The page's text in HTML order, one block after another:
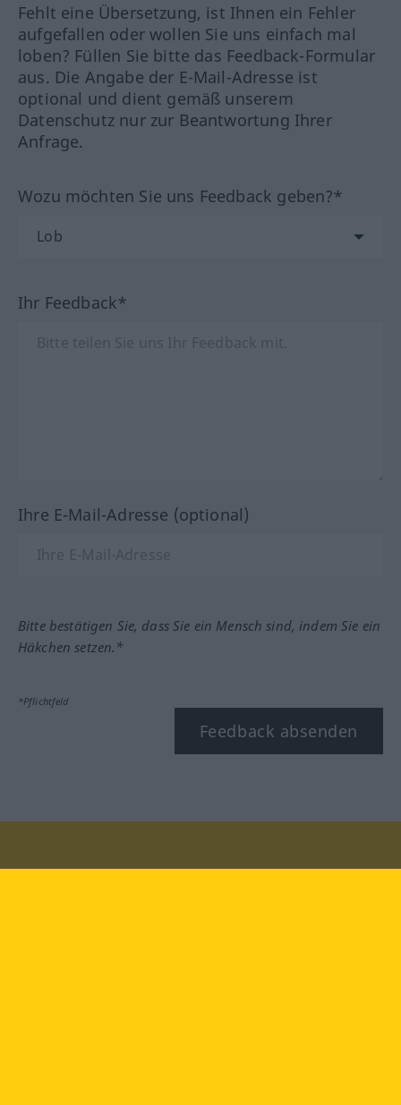
Fehlt eine Übersetzung, ist Ihnen ein Fehler
aufgefallen oder wollen Sie uns einfach mal
loben? Füllen Sie bitte das Feedback-Formular
aus. Die Angabe der E-Mail-Adresse ist
optional und dient gemäß unserem
Datenschutz nur zur Beantwortung Ihrer
Anfrage.
Wozu möchten Sie uns Feedback geben?*
Ihr Feedback*
Ihre E-Mail-Adresse (optional)
Bitte bestätigen Sie, dass Sie ein Mensch sind, indem Sie ein
Häkchen setzen.*
*Pflichtfeld
Feedback absenden
Besuchen Sie uns auf: